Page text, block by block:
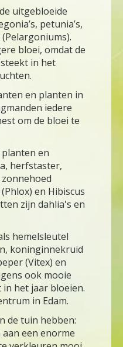
uitgebloeide
petunia’s,
bloei, omdat de
in het
en planten in
iedere
om de bloei te
en
herfstaster,
en Hibiscus
zijn dahlia's en
hemelsleutel
koninginnekruid
(Vitex) en
ook mooie
het jaar bloeien.
in Edam.
de tuin hebben:
een enorme